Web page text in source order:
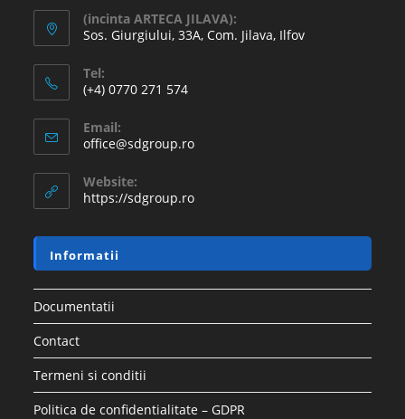
(incinta ARTECA JILAVA):
Sos. Giurgiului, 33A, Com. Jilava, Ilfov
Tel:
(+4) 0770 271 574
Email:
office@sdgroup.ro
Website:
https://sdgroup.ro
Informatii
Documentatii
Contact
Termeni si conditii
Politica de confidentialitate – GDPR